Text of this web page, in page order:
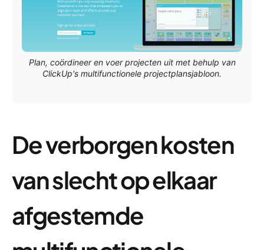
Plan, coördineer en voer projecten uit met behulp van
ClickUp's multifunctionele projectplansjabloon.
De verborgen kosten
van slecht op elkaar
afgestemde